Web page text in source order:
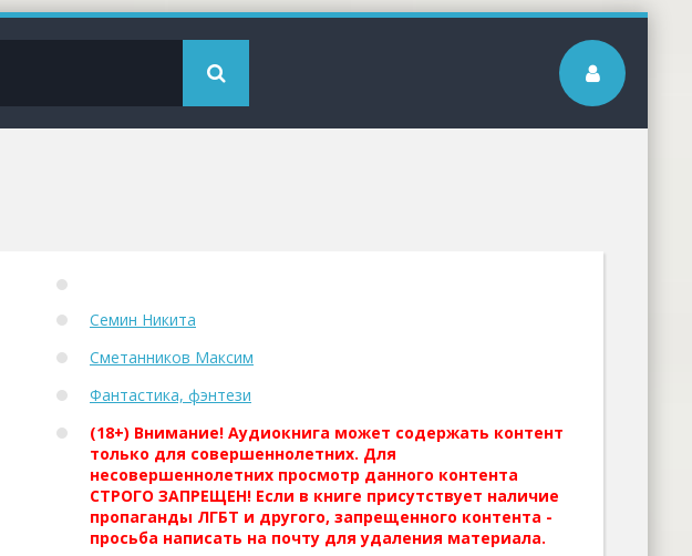
Семин Никита
Сметанников Максим
Фантастика, фэнтези
(18+) Внимание! Аудиокнига может содержать контент
только для совершеннолетних. Для
несовершеннолетних просмотр данного контента
СТРОГО ЗАПРЕЩЕН! Если в книге присутствует наличие
пропаганды ЛГБТ и другого, запрещенного контента -
просьба написать на почту для удаления материала.